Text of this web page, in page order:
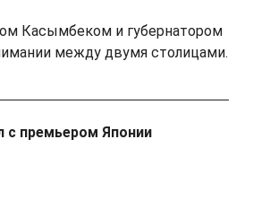
Касымбеком и губернатором
между двумя столицами.
с премьером Японии